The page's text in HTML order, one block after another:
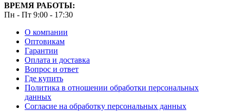
ВРЕМЯ РАБОТЫ:
Пн - Пт 9:00 - 17:30
О компании
Оптовикам
Гарантии
Оплата и доставка
Вопрос и ответ
Где купить
Политика в отношении обработки персональных
данных
Согласие на обработку персональных данных